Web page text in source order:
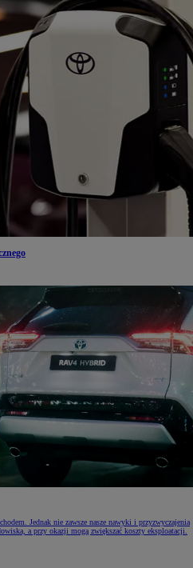
Jednak nie zawsze nasze nawyki i przyzwyczajenia
a przy okazji mogą zwiększać koszty eksploatacji.